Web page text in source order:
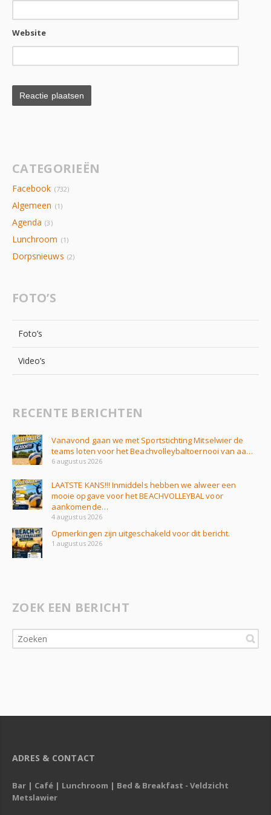
Website
CATEGORIEËN
Facebook (732)
Algemeen (1)
Agenda (3)
Lunchroom (1)
Dorpsnieuws (2)
FOTO’S
Foto’s
Video’s
RECENTE BERICHTEN
Vanavond gaan we met Sportstichting Mitselwier de
teams loten voor het Beachvolleybaltoernooi van aa…
6 augustus 2026
LAATSTE KANS!!! Inmiddels hebben we alweer een
mooie opgave voor het BEACHVOLLEYBAL voor
aankomende…
4 augustus 2026
Opmerkingen zijn uitgeschakeld voor dit bericht.
1 augustus 2026
ZOEK EEN BERICHT
ADRES & CONTACT
Bar | Café | Lunchroom | Bed & Breakfast - Veldzicht
Metslawier